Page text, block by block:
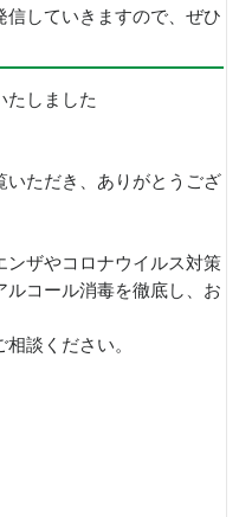
信していきますので、ぜひ
たしました
いただき、ありがとうござ
ンザやコロナウイルス対策
ルコール消毒を徹底し、お
談ください。